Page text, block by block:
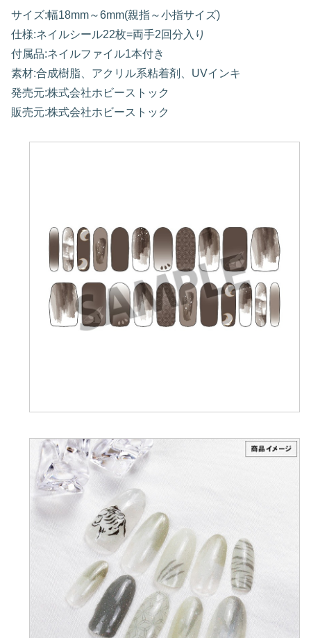
サイズ:幅18mm～6mm(親指～小指サイズ)
仕様:ネイルシール22枚=両手2回分入り
付属品:ネイルファイル1本付き
素材:合成樹脂、アクリル系粘着剤、UVインキ
発売元:株式会社ホビーストック
販売元:株式会社ホビーストック